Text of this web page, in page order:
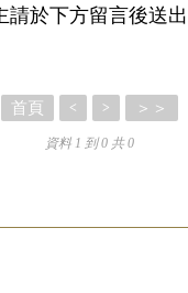
於下方留言後送出
首頁 < > ＞＞
資料 1 到 0 共 0